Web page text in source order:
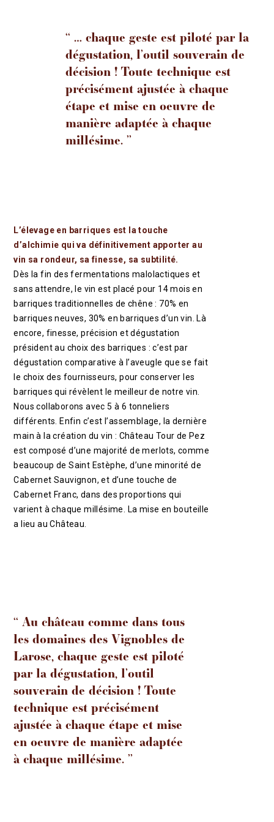
‘‘ … chaque geste est piloté par la
dégustation, l’outil souverain de
décision ! Toute technique est
précisément ajustée à chaque
étape et mise en oeuvre de
manière adaptée à chaque
millésime. ’’
L’élevage en barriques est la touche
d’alchimie qui va définitivement apporter au
vin sa rondeur, sa finesse, sa subtilité.
Dès la fin des fermentations malolactiques et
sans attendre, le vin est placé pour 14 mois en
barriques traditionnelles de chêne : 70% en
barriques neuves, 30% en barriques d’un vin. Là
encore, finesse, précision et dégustation
président au choix des barriques : c’est par
dégustation comparative à l’aveugle que se fait
le choix des fournisseurs, pour conserver les
barriques qui révèlent le meilleur de notre vin.
Nous collaborons avec 5 à 6 tonneliers
différents. Enfin c’est l’assemblage, la dernière
main à la création du vin : Château Tour de Pez
est composé d’une majorité de merlots, comme
beaucoup de Saint Estèphe, d’une minorité de
Cabernet Sauvignon, et d’une touche de
Cabernet Franc, dans des proportions qui
varient à chaque millésime. La mise en bouteille
a lieu au Château.
‘‘ Au château comme dans tous
les domaines des Vignobles de
Larose, chaque geste est piloté
par la dégustation, l’outil
souverain de décision ! Toute
technique est précisément
ajustée à chaque étape et mise
en oeuvre de manière adaptée
à chaque millésime. ’’